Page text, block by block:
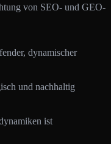
von SEO- und GEO-
dynamischer
und nachhaltig
ist